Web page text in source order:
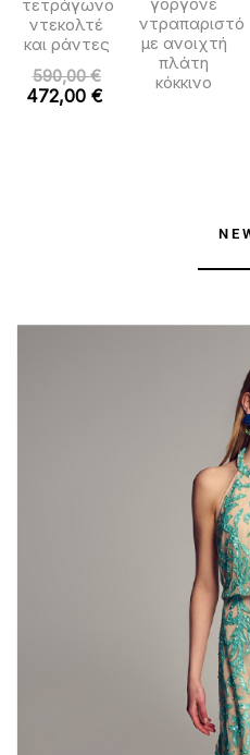
τετράγωνο
ντεκολτέ
και ράντες
590,00€
472,00€
ντραπαριστό
με ανοιχτή
πλάτη
κόκκινο